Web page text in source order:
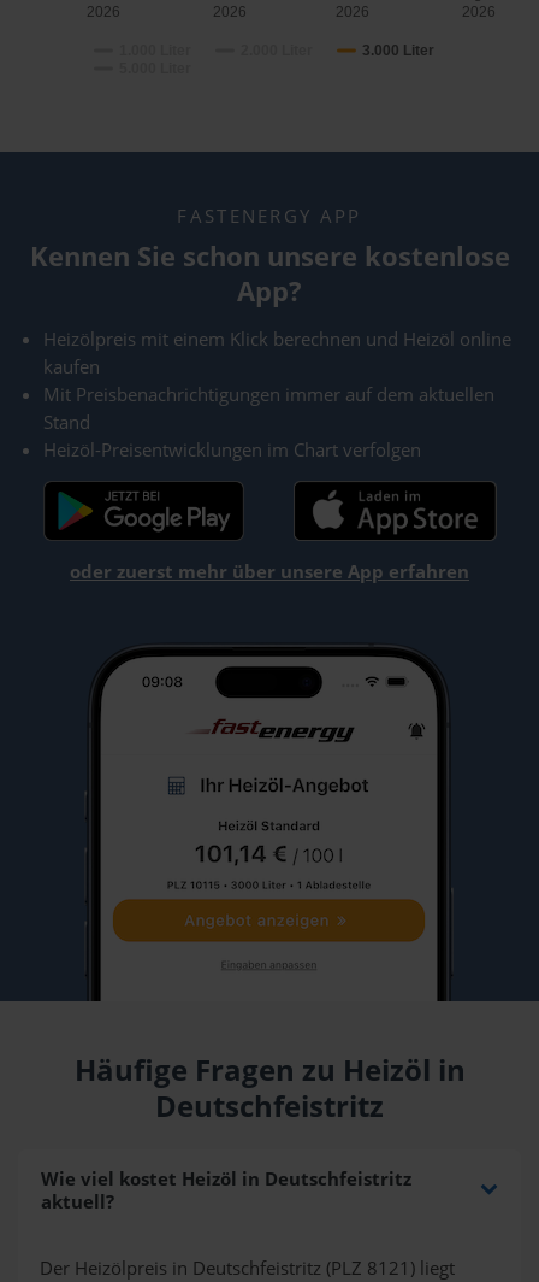
3.000 Liter
2026
2026
2026
2026
FASTENERGY APP
Kennen Sie schon unsere kostenlose
App?
Heizölpreis mit einem Klick berechnen und Heizöl online
kaufen
Mit Preisbenachrichtigungen immer auf dem aktuellen
Stand
Heizöl-Preisentwicklungen im Chart verfolgen
oder zuerst mehr über unsere App erfahren
Häufige Fragen zu Heizöl in
Deutschfeistritz
Wie viel kostet Heizöl in Deutschfeistritz
aktuell?
Der Heizölpreis in Deutschfeistritz (PLZ 8121) liegt